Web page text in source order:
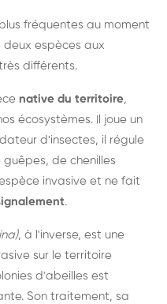
fréquentes au moment
espèces aux
différents.
native du territoire,
écosystèmes. Il joue un
d'insectes, il régule
de chenilles
invasive et ne fait
.
, à l'inverse, est une
sur le territoire
d'abeilles est
Son traitement, sa